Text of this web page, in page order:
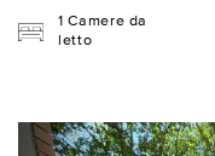
1 Camere da
letto